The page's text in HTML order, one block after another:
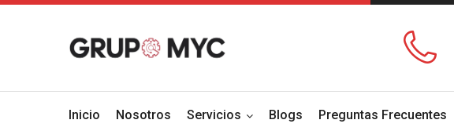
Inicio Nosotros Servicios Blogs Preguntas Frecuentes